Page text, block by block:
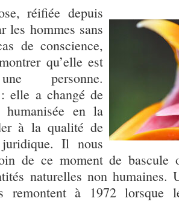
réifiée depuis
les hommes sans
de conscience,
qu’elle est
personne.
elle a changé de
en la
à la qualité de
juridique. Il nous
de ce moment de bascule
naturelles non humaines.
remontent à 1972 lorsque